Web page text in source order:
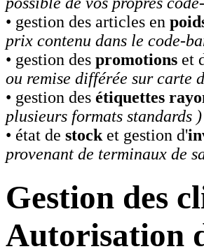
• gestion des articles en
prix contenu dans le code-
• gestion des promotions et
ou remise différée sur carte
• gestion des étiquettes
plusieurs formats standards )
• état de stock et gestion d'
provenant de terminaux de
Gestion des
Autorisation